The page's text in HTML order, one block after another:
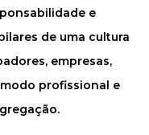
e
de uma cultura
empresas,
profissional e